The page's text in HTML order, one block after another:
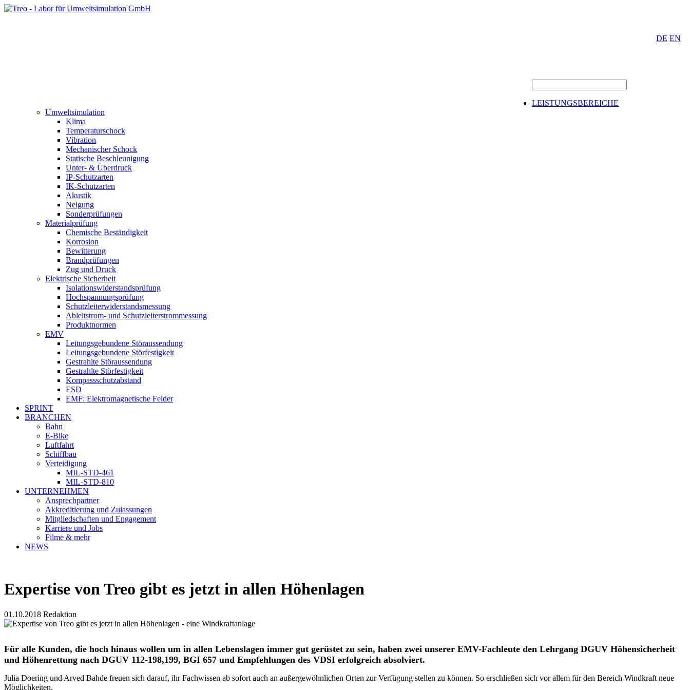
DE EN
LEISTUNGSBEREICHE
Umweltsimulation
Klima
Temperaturschock
Vibration
Mechanischer Schock
Statische Beschleunigung
Unter- & Überdruck
IP-Schutzarten
IK-Schutzarten
Akustik
Neigung
Sonderprüfungen
Materialprüfung
Chemische Beständigkeit
Korrosion
Bewitterung
Brandprüfungen
Zug und Druck
Elektrische Sicherheit
Isolationswiderstandsprüfung
Hochspannungsprüfung
Schutzleiterwiderstandsmessung
Ableitstrom- und Schutzleiterstrommessung
Produktnormen
EMV
Leitungsgebundene Störaussendung
Leitungsgebundene Störfestigkeit
Gestrahlte Störaussendung
Gestrahlte Störfestigkeit
Kompassschutzabstand
ESD
EMF: Elektromagnetische Felder
SPRINT
BRANCHEN
Bahn
E-Bike
Luftfahrt
Schiffbau
Verteidigung
MIL-STD-461
MIL-STD-810
UNTERNEHMEN
Ansprechpartner
Akkreditierung und Zulassungen
Mitgliedschaften und Engagement
Karriere und Jobs
Filme & mehr
NEWS
Expertise von Treo gibt es jetzt in allen Höhenlagen
01.10.2018 Redaktion
Für alle Kunden, die hoch hinaus wollen um in allen Lebenslagen immer gut gerüstet zu sein, haben zwei unserer EMV-Fachleute den Lehrgang DGUV Höhensicherheit
und Höhenrettung nach DGUV 112-198,199, BGI 657 und Empfehlungen des VDSI erfolgreich absolviert.
Julia Doering und Arved Bahde freuen sich darauf, ihr Fachwissen ab sofort auch an außergewöhnlichen Orten zur Verfügung stellen zu können. So erschließen sich vor allem für den Bereich Windkraft neue
Möglichkeiten.